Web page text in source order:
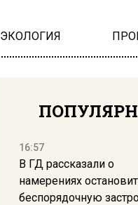
ЭКОЛОГИЯ
16:57
В ГД рассказали о
намерениях
беспорядочную